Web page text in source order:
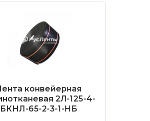
конвейерная
2Л-125-4-
БКНЛ-65-2-3-1-НБ